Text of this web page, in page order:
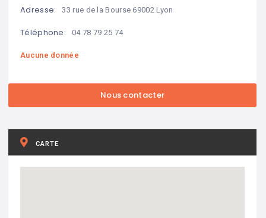
Adresse: 33 rue de la Bourse 69002 Lyon
Téléphone: 04 78 79 25 74
Aucune donnée
CARTE